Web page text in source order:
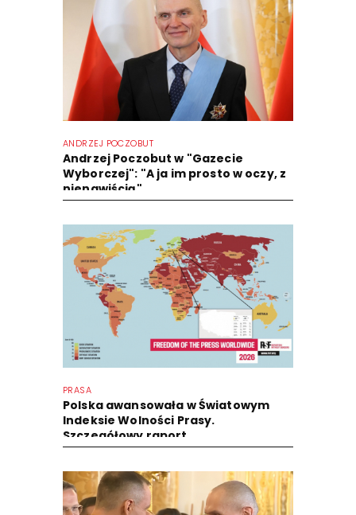
ANDRZEJ POCZOBUT
Andrzej Poczobut w "Gazecie
Wyborczej": "A ja im prosto w oczy, z
nienawiścią"
PRASA
Polska awansowała w Światowym
Indeksie Wolności Prasy.
Szczegółowy raport